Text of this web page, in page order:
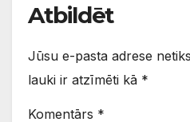
Atbildēt
Jūsu e-pasta adrese
lauki ir atzīmēti kā *
Komentārs *